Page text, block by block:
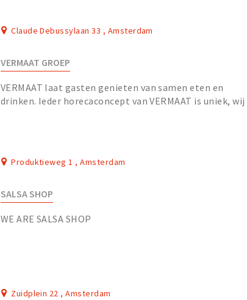
Claude Debussylaan 33 , Amsterdam
VERMAAT GROEP
VERMAAT laat gasten genieten van samen eten en
drinken. Ieder horecaconcept van VERMAAT is uniek, wij
Produktieweg 1 , Amsterdam
SALSA SHOP
WE ARE SALSA SHOP
Zuidplein 22 , Amsterdam